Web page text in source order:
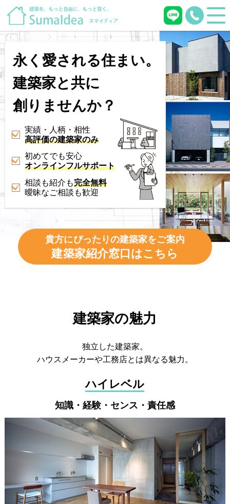
永く愛される住まい。
建築家と共に
創りませんか？
実績・人柄・相性
高評価の建築家のみ
初めてでも安心
オンラインフルサポート
相談も紹介も完全無料
曖昧なご相談も歓迎
貴方にぴったりの建築家をご案内
建築家紹介窓口はこちら
建築家の魅力
独立した建築家。
ハウスメーカーや工務店とは異なる魅力。
ハイレベル
知識・経験・センス・責任感